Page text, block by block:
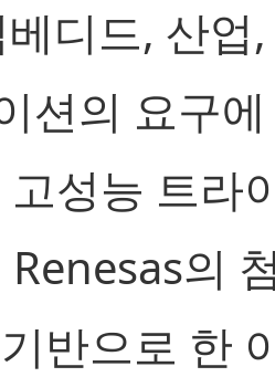
디드, 산업
션의 요구
고성능 트라
Renesas의
반으로 한